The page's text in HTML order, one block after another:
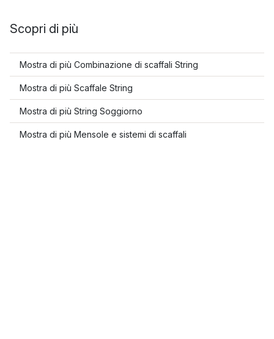
Scopri di più
Mostra di più Combinazione di scaffali String
Mostra di più Scaffale String
Mostra di più String Soggiorno
Mostra di più Mensole e sistemi di scaffali